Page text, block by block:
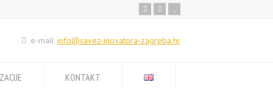
e-mail: info@savez-inovatora-zagreba.hr
KONTAKT